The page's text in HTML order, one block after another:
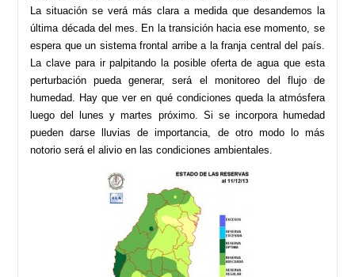
La situación se verá más clara a medida que desandemos la
última década del mes. En la transición hacia ese momento, se
espera que un sistema frontal arribe a la franja central del país.
La clave para ir palpitando la posible oferta de agua que esta
perturbación pueda generar, será el monitoreo del flujo de
humedad. Hay que ver en qué condiciones queda la atmósfera
luego del lunes y martes próximo. Si se incorpora humedad
pueden darse lluvias de importancia, de otro modo lo más
notorio será el alivio en las condiciones ambientales.